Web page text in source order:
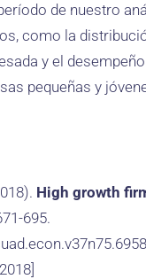
de nuestro
como la
y el
pequeñas y
High growth
695.